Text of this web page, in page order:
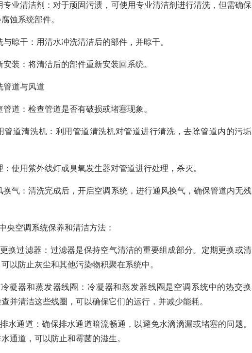
专业清洁剂：对于顽固污渍，可使用专业清洁剂进行清洗，但需确保
蚀系统部件。
晾干：用清水冲洗清洁后的部件，并晾干。
安装：将清洁后的部件重新安装回系统。
管道与风道
管道：检查管道是否有破损或堵塞现象。
管道清洗机：利用管道清洗机对管道进行清洗，去除管道内的污垢
：使用紫外线灯或臭氧发生器对管道进行处理，杀灭。
换气：清洗完成后，开启空调系统，进行通风换气，确保管道内无残
央空调系统保养和清洁方法：
换过滤器：过滤器是保持空气清洁的重要组成部分。定期更换或清
以防止灰尘和其他污染物积聚在系统中。
凝器和蒸发器线圈：冷凝器和蒸发器线圈是空调系统中的热交换
并清洁这些线圈，可以确保它们的运行，并减少能耗。
水通道：确保排水通道暗流畅通，以避免水滴滴漏或堵塞的问题。
通道，可以防止和霉菌的滋生。